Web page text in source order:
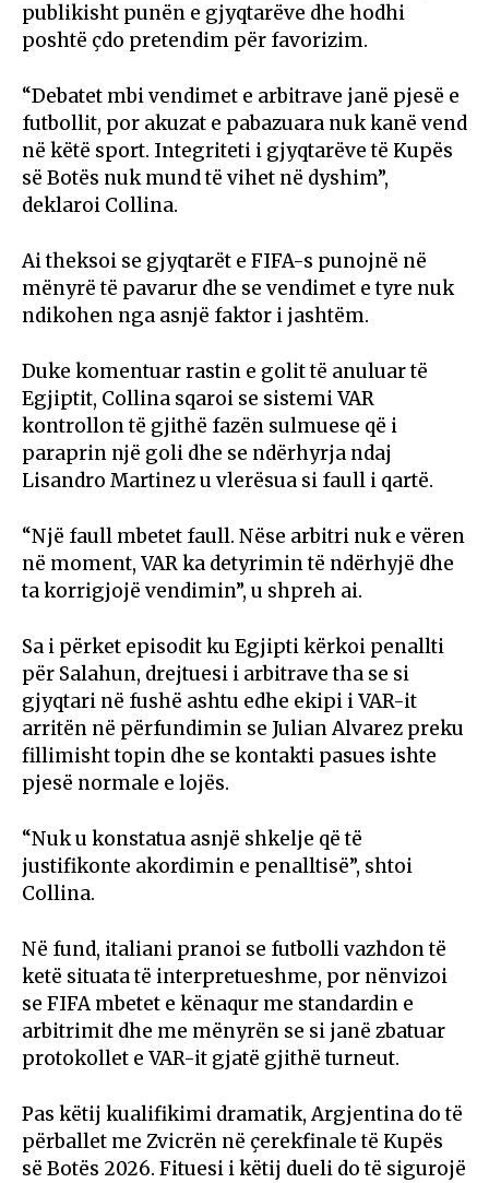
publikisht punën e gjyqtarëve dhe hodhi
poshtë çdo pretendim për favorizim.
“Debatet mbi vendimet e arbitrave janë pjesë e
futbollit, por akuzat e pabazuara nuk kanë vend
në këtë sport. Integriteti i gjyqtarëve të Kupës
së Botës nuk mund të vihet në dyshim”,
deklaroi Collina.
Ai theksoi se gjyqtarët e FIFA-s punojnë në
mënyrë të pavarur dhe se vendimet e tyre nuk
ndikohen nga asnjë faktor i jashtëm.
Duke komentuar rastin e golit të anuluar të
Egjiptit, Collina sqaroi se sistemi VAR
kontrollon të gjithë fazën sulmuese që i
paraprin një goli dhe se ndërhyrja ndaj
Lisandro Martinez u vlerësua si faull i qartë.
“Një faull mbetet faull. Nëse arbitri nuk e vëren
në moment, VAR ka detyrimin të ndërhyjë dhe
ta korrigjojë vendimin”, u shpreh ai.
Sa i përket episodit ku Egjipti kërkoi penallti
për Salahun, drejtuesi i arbitrave tha se si
gjyqtari në fushë ashtu edhe ekipi i VAR-it
arritën në përfundimin se Julian Alvarez preku
fillimisht topin dhe se kontakti pasues ishte
pjesë normale e lojës.
“Nuk u konstatua asnjë shkelje që të
justifikonte akordimin e penalltisë”, shtoi
Collina.
Në fund, italiani pranoi se futbolli vazhdon të
ketë situata të interpretueshme, por nënvizoi
se FIFA mbetet e kënaqur me standardin e
arbitrimit dhe me mënyrën se si janë zbatuar
protokollet e VAR-it gjatë gjithë turneut.
Pas këtij kualifikimi dramatik, Argjentina do të
përballet me Zvicrën në çerekfinale të Kupës
së Botës 2026. Fituesi i këtij dueli do të sigurojë